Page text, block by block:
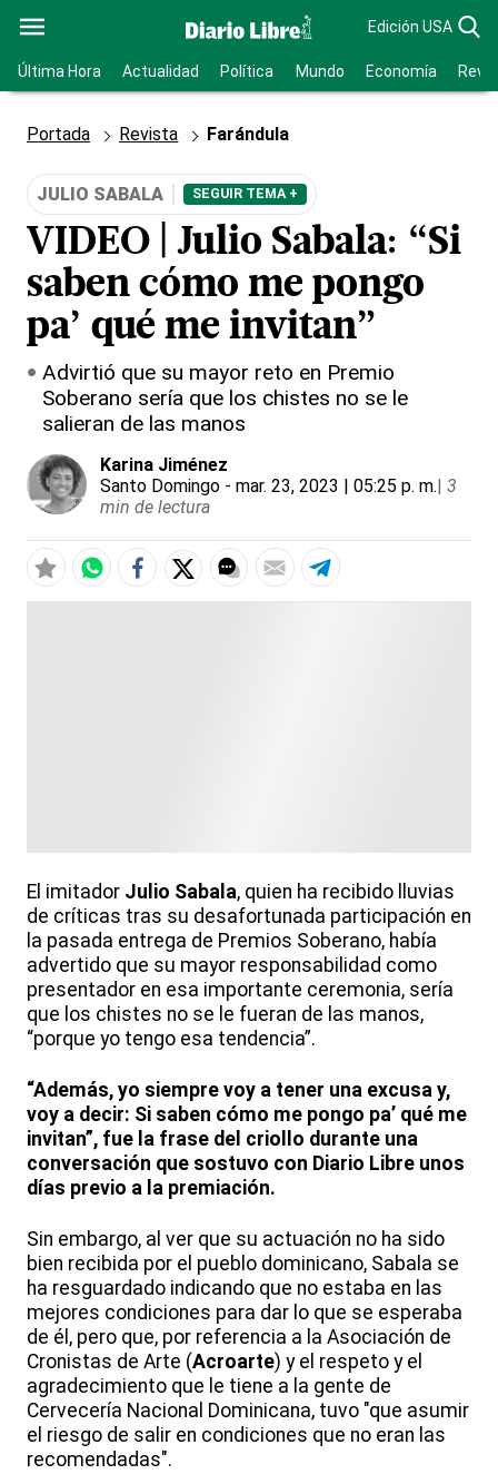
Edición USA
Última Hora Actualidad Política Mundo Economía
Portada Revista Farándula
JULIO SABALA SEGUIR TEMA +
VIDEO | Julio Sabala: “Si
saben cómo me pongo
pa’ qué me invitan”
Advirtió que su mayor reto en Premio
Soberano sería que los chistes no se le
salieran de las manos
Karina Jiménez
Santo Domingo - mar. 23, 2023 | 05:25 p. m.| 3
min de lectura
El imitador Julio Sabala, quien ha recibido lluvias
de críticas tras su desafortunada participación en
la pasada entrega de Premios Soberano, había
advertido que su mayor responsabilidad como
presentador en esa importante ceremonia, sería
que los chistes no se le fueran de las manos,
“porque yo tengo esa tendencia”.
“Además, yo siempre voy a tener una excusa y,
voy a decir: Si saben cómo me pongo pa’ qué me
invitan”, fue la frase del criollo durante una
conversación que sostuvo con Diario Libre unos
días previo a la premiación.
Sin embargo, al ver que su actuación no ha sido
bien recibida por el pueblo dominicano, Sabala se
ha resguardado indicando que no estaba en las
mejores condiciones para dar lo que se esperaba
de él, pero que, por referencia a la Asociación de
Cronistas de Arte (Acroarte) y el respeto y el
agradecimiento que le tiene a la gente de
Cervecería Nacional Dominicana, tuvo "que asumir
el riesgo de salir en condiciones que no eran las
recomendadas".